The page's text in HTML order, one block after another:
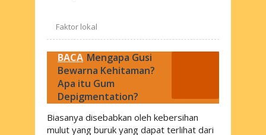
Faktor lokal
BACA Mengapa Gusi
Bewarna Kehitaman?
Apa itu Gum
Depigmentation?
Biasanya disebabkan oleh kebersihan
mulut yang buruk yang dapat terlihat dari